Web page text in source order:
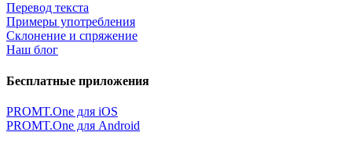
Перевод текста
Примеры употребления
Склонение и спряжение
Наш блог
Бесплатные приложения
PROMT.One для iOS
PROMT.One для Android